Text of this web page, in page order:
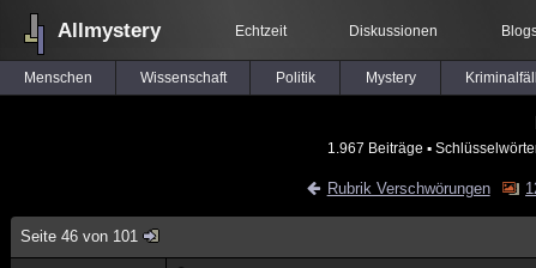
Allmystery Echtzeit Diskussionen
Menschen Wissenschaft Politik Mystery
1.967 Beiträge ▪
Rubrik Verschwörungen
Seite 46 von 101